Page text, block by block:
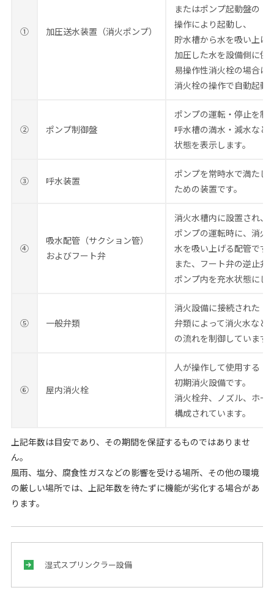
① 加圧送水装置（消火ポンプ）
またはポンプ起動盤の
操作により起動し、
貯水槽から水を吸い上げ
加圧した水を設備側に供
易操作性消火栓の場合は
消火栓の操作で自動起動
② ポンプ制御盤
ポンプの運転・停止を制
呼水槽の満水・減水など
状態を表示します。
③ 呼水装置
ポンプを常時水で満たし
ための装置です。
④
吸水配管（サクション管）
およびフート弁
消火水槽内に設置され、
ポンプの運転時に、消火
水を吸い上げる配管です
また、フート弁の逆止弁
ポンプ内を充水状態にし
⑤ 一般弁類
消火設備に接続された
弁類によって消火水など
の流れを制御しています
⑥ 屋内消火栓
人が操作して使用する
初期消火設備です。
消火栓弁、ノズル、ホー
構成されています。
上記年数は目安であり、その期間を保証するものではありませ
ん。
風雨、塩分、腐食性ガスなどの影響を受ける場所、その他の環境
の厳しい場所では、上記年数を待たずに機能が劣化する場合があ
ります。
湿式スプリンクラー設備